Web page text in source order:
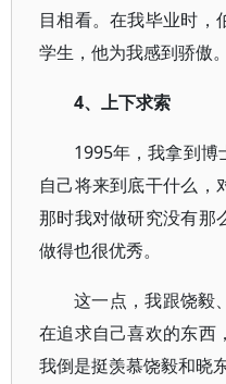
目相看。在我毕业时，
学生，他为我感到骄傲。
4、上下求索
1995年，我拿到博
自己将来到底干什么，
那时我对做研究没有那
做得也很优秀。
这一点，我跟饶毅
在追求自己喜欢的东西
我倒是挺羡慕饶毅和晓东